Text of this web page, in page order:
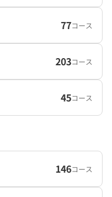
77コース
203コース
45コース
146コース